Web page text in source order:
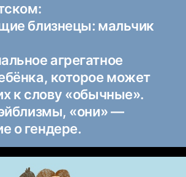
близнецы: мальчик
агрегатное
которое может
к слову «обычные».
«они» —
о гендере.